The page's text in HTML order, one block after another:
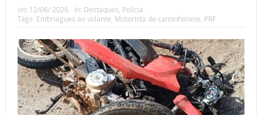
on: 12/06/ 2026 In: Destaques Polícia
Tags: Embriagues ao volante Motorista de caminhonete PRF